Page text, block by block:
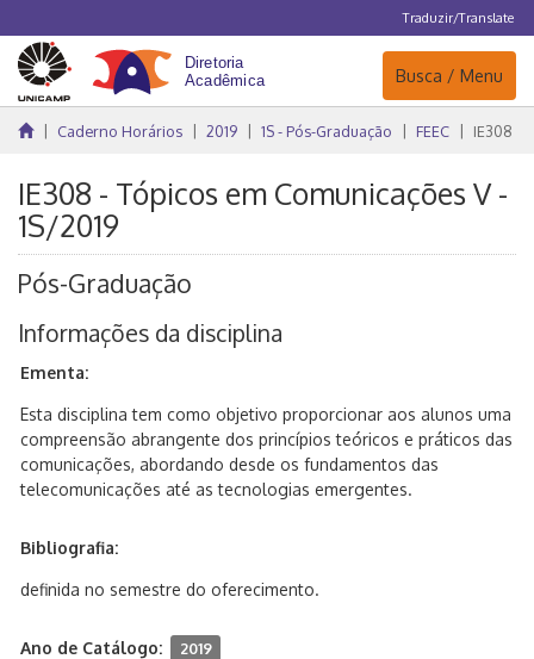
Traduzir/Translate
Navegação
Busca / Menu
Caderno Horários 2019 1S - Pós-Graduação FEEC IE308
IE308 - Tópicos em Comunicações V -
1S/2019
Pós-Graduação
Informações da disciplina
Ementa:
Esta disciplina tem como objetivo proporcionar aos alunos uma
compreensão abrangente dos princípios teóricos e práticos das
comunicações, abordando desde os fundamentos das
telecomunicações até as tecnologias emergentes.
Bibliografia:
definida no semestre do oferecimento.
Ano de Catálogo: 2019